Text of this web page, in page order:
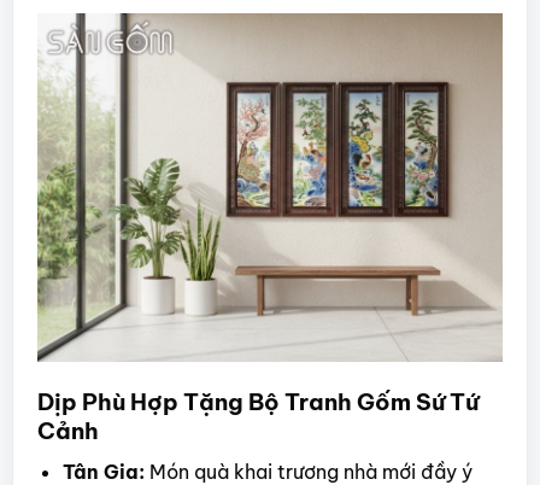
Dịp Phù Hợp Tặng Bộ Tranh Gốm Sứ Tứ
Cảnh
Tân Gia: Món quà khai trương nhà mới đầy ý